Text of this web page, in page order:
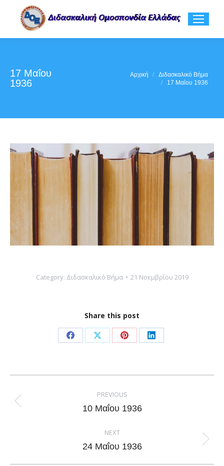
17 Μαΐου
1936
Αρχική
Διδασκαλικό Βήμα
17 Μαΐου 1936
Category: Διδασκαλικό Βήμα 21 Νοεμβρίου 2019
Share this post
Share
Facebook
Share
X
Share
Pinterest
Share
LinkedIn
navigation
PREVIOUS
Previous
10 Μαΐου 1936
NEXT
Next
24 Μαΐου 1936